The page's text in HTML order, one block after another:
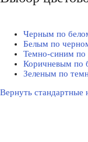
Черным по
Белым по
Темно-синим по
Коричневым по
Зеленым по
Вернуть стандартные